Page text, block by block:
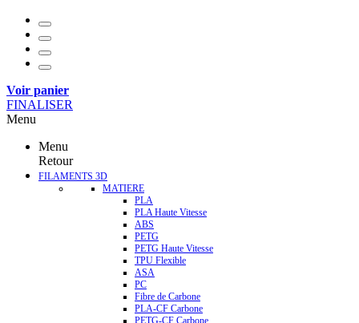
Voir panier
FINALISER
Menu
Menu
Retour
FILAMENTS 3D
MATIERE
PLA
PLA Haute Vitesse
ABS
PETG
PETG Haute Vitesse
TPU Flexible
ASA
PC
Fibre de Carbone
PLA-CF Carbone
PETG-CF Carbone